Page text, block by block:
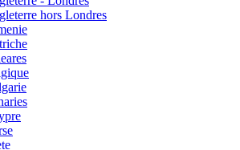
hors Londres